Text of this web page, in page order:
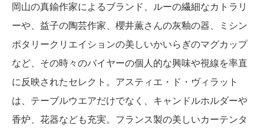
岡山の真鍮作家によるブランド、ルーの繊細なカトラリ
ーや、益子の陶芸作家、櫻井薫さんの灰釉の器、ミシン
ポタリークリエイションの美しいかいらぎのマグカップ
など、その時々のバイヤーの個人的な興味や視線を率直
に反映されたセレクト。アスティエ・ド・ヴィラット
は、テーブルウエアだけでなく、キャンドルホルダーや
香炉、花器なども充実。フランス製の美しいカーテンタ